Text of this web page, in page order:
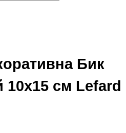
Бик
10х15 см Lefard